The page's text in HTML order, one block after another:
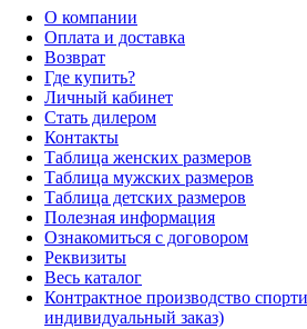
О компании
Оплата и доставка
Возврат
Где купить?
Личный кабинет
Стать дилером
Контакты
Таблица женских размеров
Таблица мужских размеров
Таблица детских размеров
Полезная информация
Ознакомиться с договором
Реквизиты
Весь каталог
Контрактное производство
индивидуальный заказ)